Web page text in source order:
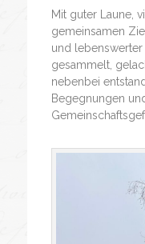
Mit guter Laune,
gemeinsamen
und
gesammelt,
nebenbei
Begegnungen